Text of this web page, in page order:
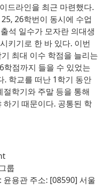
드라인을 최근 마련했다.
26학번이 동시에 수업
석 일수가 모자란 의대생
키기로 한 바 있다. 이번
최대 이수 학점을 늘리는
학점까지 들을 수 있었는
. 학교를 떠난 1학기 동안
학기와 주말 등을 통해
기 때문이다. 공통된 학
룹
윤용관 주소: [08590] 서울